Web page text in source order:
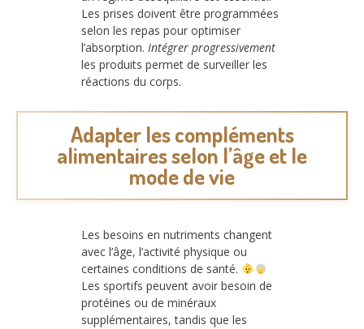
Les prises doivent être programmées
selon les repas pour optimiser
l’absorption. Intégrer progressivement
les produits permet de surveiller les
réactions du corps.
Adapter les compléments
alimentaires selon l’âge et le
mode de vie
Les besoins en nutriments changent
avec l’âge, l’activité physique ou
certaines conditions de santé.
Les sportifs peuvent avoir besoin de
protéines ou de minéraux
supplémentaires, tandis que les